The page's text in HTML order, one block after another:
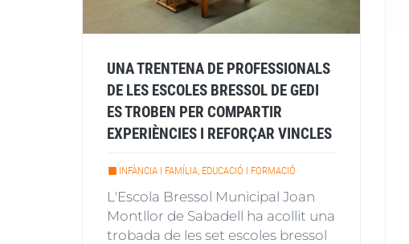
UNA TRENTENA DE PROFESSIONALS
DE LES ESCOLES BRESSOL DE GEDI
ES TROBEN PER COMPARTIR
EXPERIÈNCIES I REFORÇAR VINCLES
INFÀNCIA I FAMÍLIA, EDUCACIÓ I FORMACIÓ
L'Escola Bressol Municipal Joan
Montllor de Sabadell ha acollit una
trobada de les set escoles bressol